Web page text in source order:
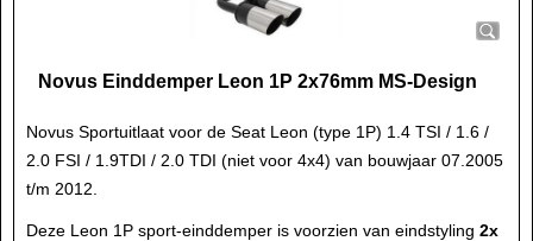
Novus Einddemper Leon 1P 2x76mm MS-Design
Novus Sportuitlaat voor de Seat Leon (type 1P) 1.4 TSI / 1.6 /
2.0 FSI / 1.9TDI / 2.0 TDI (niet voor 4x4) van bouwjaar 07.2005
t/m 2012.
Deze Leon 1P sport-einddemper is voorzien van eindstyling 2x